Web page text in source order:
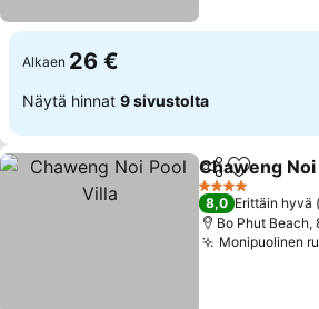
Alkaen 26 €
Näytä hinnat 9 sivustolta
Jaa Lisää
Chaweng
4 Tähtiluokitus
8,0 Erittäin hyvä
Bo Phut Beach,
Monipuolinen